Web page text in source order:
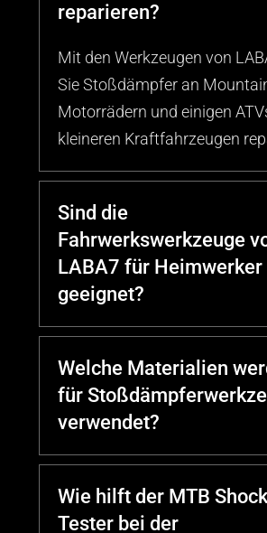
reparieren?
Mit den Werkzeugen von
Sie Stoßdämpfer an
Motorrädern und einigen
kleineren Kraftfahrzeugen
Sind die
Fahrwerkswerkzeuge
LABA7 für Heimwerker
geeignet?
Welche Materialien
für
verwendet?
Wie hilft der MTB Shock
Tester bei der